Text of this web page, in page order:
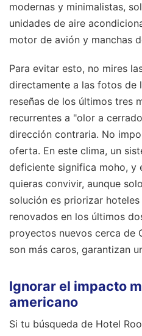
modernas y minimalistas,
unidades de aire
motor de avión y manchas
Para evitar esto, no mires
directamente a las fotos de
reseñas de los últimos tres
recurrentes a "olor a
dirección contraria. No
oferta. En este clima, un
deficiente significa moho, y
quieras convivir, aunque
solución es priorizar
renovados en los últimos
proyectos nuevos cerca de
son más caros, garantizan
Ignorar el impacto
americano
Si tu búsqueda de Hotel